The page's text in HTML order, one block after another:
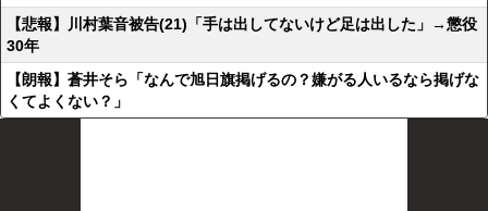
【悲報】川村葉音被告(21)「手は出してないけど足は出した」→懲役
30年
【朗報】蒼井そら「なんで旭日旗掲げるの？嫌がる人いるなら掲げな
くてよくない？」